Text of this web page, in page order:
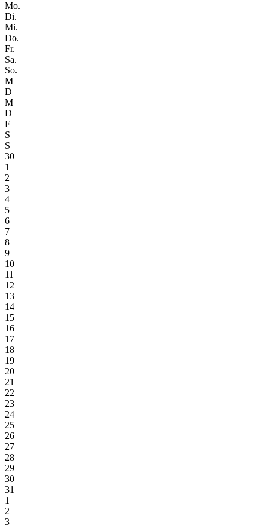
Mo.
Di.
Mi.
Do.
Fr.
Sa.
So.
M
D
M
D
F
S
S
30
1
2
3
4
5
6
7
8
9
10
11
12
13
14
15
16
17
18
19
20
21
22
23
24
25
26
27
28
29
30
31
1
2
3